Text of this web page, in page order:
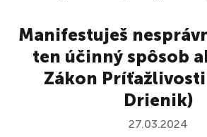
Manifestuješ
ten účinný spôsob
Zákon
Drienik)
27.03.2024